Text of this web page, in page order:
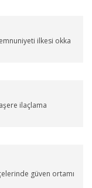
ilkesi okka
ilaçlama
güven ortamı